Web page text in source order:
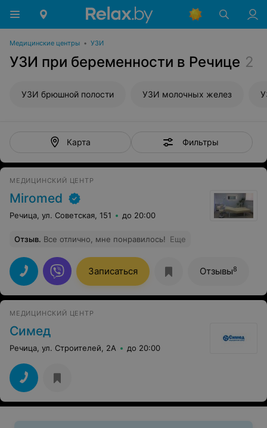
Медицинские центры • УЗИ
УЗИ при беременности в Речице 2
УЗИ брюшной полости УЗИ молочных желез
Карта Фильтры
МЕДИЦИНСКИЙ ЦЕНТР
Miromed
Речица, ул. Советская, 151 до 20:00
Отзыв. Все отлично, мне понравилось! Еще
Записаться Отзывы8
МЕДИЦИНСКИЙ ЦЕНТР
Симед
Речица, ул. Строителей, 2А до 20:00